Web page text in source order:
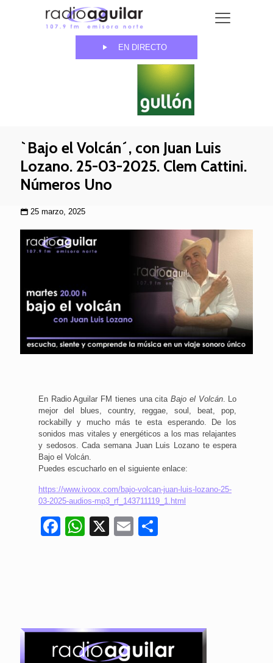
EN DIRECTO
`Bajo el Volcán´, con Juan Luis
Lozano. 25-03-2025. Clem Cattini.
Números Uno
25 marzo, 2025
En Radio Aguilar FM tienes una citaBajo el Volcán. Lo
mejor del blues, country, reggae, soul, beat, pop,
rockabilly y mucho más te esta esperando. De los
sonidos mas vitales y energéticos a los mas relajantes
y sedosos. Cada semana Juan Luis Lozano te espera
Bajo el Volcán.
Puedes escucharlo en el siguiente enlace:
https://www.ivoox.com/bajo-volcan-juan-luis-lozano-25-
03-2025-audios-mp3_rf_143711119_1.html
Facebook
WhatsApp
X Email